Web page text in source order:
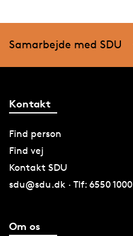
Samarbejde med SDU
Kontakt
Find person
Find vej
Kontakt SDU
sdu@sdu.dk · Tlf: 6550 1000
Om os